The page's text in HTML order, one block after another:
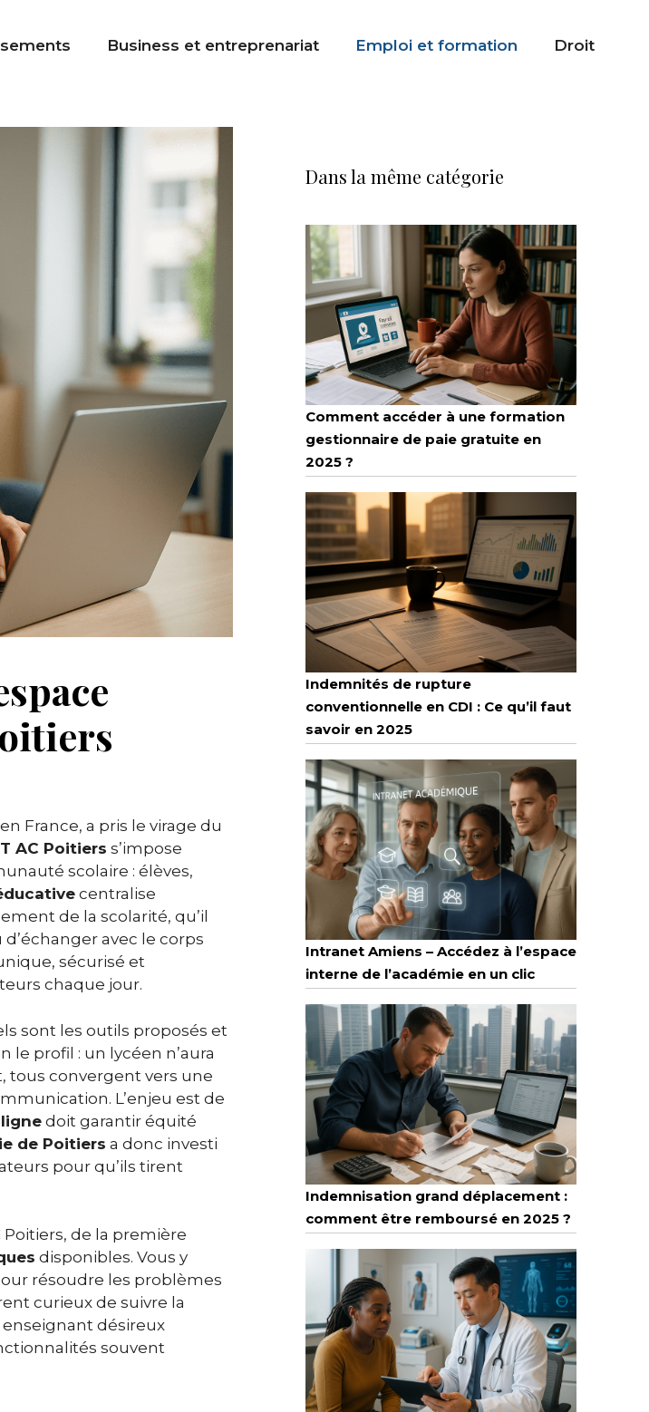
Business et entreprenariat Emploi et formation Droit
France, a pris le virage du
AC Poitiers s’impose
scolaire : élèves,
centralise
de la scolarité, qu’il
avec le corps
sécurisé et
chaque jour.
sont les outils proposés et
le profil : un lycéen n’aura
tous convergent vers une
L’enjeu est de
doit garantir équité
de Poitiers a donc investi
pour qu’ils tirent
de la première
disponibles. Vous y
résoudre les problèmes
curieux de suivre la
désireux
souvent
Dans la même catégorie
Comment accéder à une formation
gestionnaire de paie gratuite en
2025 ?
Indemnités de rupture
conventionnelle en CDI : Ce qu’il faut
savoir en 2025
Intranet Amiens – Accédez à l’espace
interne de l’académie en un clic
Indemnisation grand déplacement :
comment être remboursé en 2025 ?